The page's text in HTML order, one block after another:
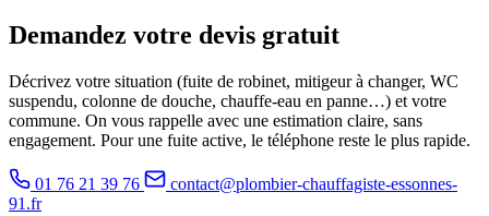
Demandez votre devis gratuit
Décrivez votre situation (fuite de robinet, mitigeur à changer, WC
suspendu, colonne de douche, chauffe-eau en panne…) et votre
commune. On vous rappelle avec une estimation claire, sans
engagement. Pour une fuite active, le téléphone reste le plus rapide.
01 76 21 39 76
contact@plombier-chauffagiste-essonnes-
91.fr